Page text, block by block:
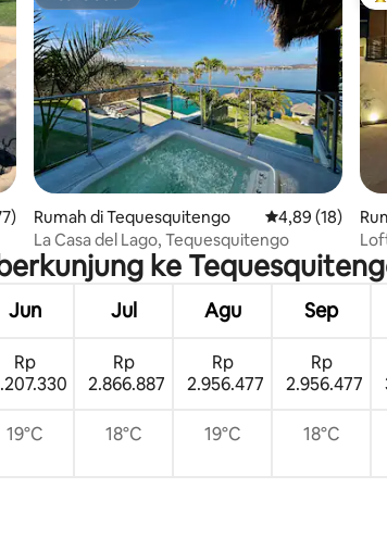
rata 4,88 dari 5, 77 ulasan
HosTeladan
Rumah di Tequesquitengo Nilai rata-rata
4,89 (18)
La Casa del Lago, Tequesquitengo
ke
Jun Jul Agu Sep
Rp
Rp
2.866.887
Rp
2.956.477
Rp
2.956.477
19°C 18°C 19°C 18°C